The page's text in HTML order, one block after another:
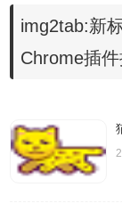
面存储为...的功
4、img2tab 支持
img2tab:新
Chrome插